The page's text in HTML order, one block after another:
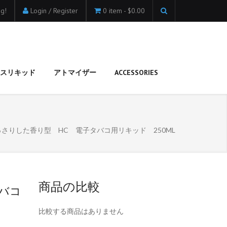
Login / Register 0 item - $0.00
リキッド アトマイザー ACCESSORIES
さりした香り型 HC 電子タバコ用リキッド 250ML
コ 商品の比較
比較する商品はありません